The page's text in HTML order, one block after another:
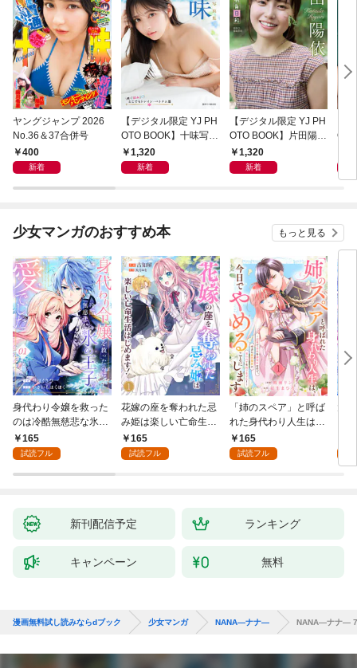
ヤングジャンプ 2026
No.36＆37合併号
400
新着
【デジタル限定 YJ PH
OTO BOOK】十味写真
集「続・『ぽみ』！？
どこでもトレイン・ベ
1,320
新着
【デジタル限定 YJ PH
OTO BOOK】片田陽依
写真集「羽色日和」
1,320
新着
リ」
少女マンガのおすすめ本 もっと見る
身代わり令嬢を救った
のは冷酷無慈悲な氷の
王子の愛でした１
165
試読フル
花嫁の座を奪われた忌
み姫は楽しい亡命生活
はじめます！１
165
試読フル
「姉のスペア」と呼ば
れた身代わり人生は、
今日でやめることにし
ます～辺境で自由を満
165
試読フル
新刊配信予定 ランキング
キャンペーン 無料
漫画無料試し読みならdブック 少女マンガ NANA―ナナ― NANA―ナナ― 7